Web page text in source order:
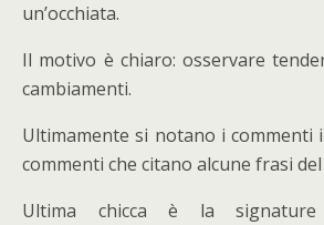
un’occhiata.
Il motivo è chiaro: osservare
cambiamenti.
Ultimamente si notano i commenti
commenti che citano alcune frasi
Ultima chicca è la